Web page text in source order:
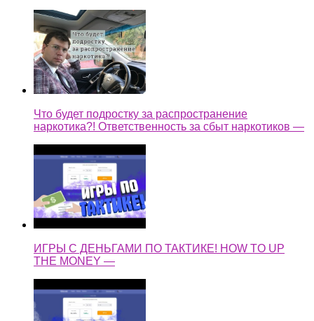
Что будет подростку за распространение
наркотика?! Ответственность за сбыт наркотиков —
ИГРЫ С ДЕНЬГАМИ ПО ТАКТИКЕ! HOW TO UP
THE MONEY —